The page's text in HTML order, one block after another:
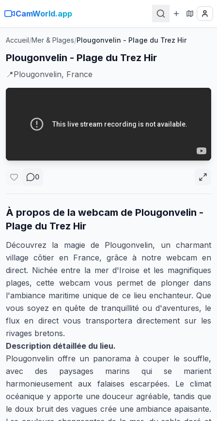
CamWorld.app
Accueil/Mer & Plages/Plougonvelin - Plage du Trez Hir
Plougonvelin - Plage du Trez Hir
📍Plougonvelin, France
0
À propos de la webcam de Plougonvelin -
Plage du Trez Hir
Découvrez la magie de Plougonvelin, un charmant
village côtier en France, grâce à notre webcam en
direct. Nichée entre la mer d'Iroise et les magnifiques
plages, cette webcam vous permet de plonger dans
l'ambiance maritime unique de ce lieu enchanteur. Que
vous soyez en quête de tranquillité ou d'aventures, le
flux en direct vous transportera directement sur les
rivages bretons.
Description détaillée du lieu.
Plougonvelin offre un panorama à couper le souffle,
avec des paysages marins qui se marient
harmonieusement aux falaises escarpées. Le climat
océanique y apporte une douceur agréable, tandis que
le doux bruit des vagues crée une ambiance apaisante.